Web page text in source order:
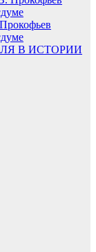
В ИСТОРИИ